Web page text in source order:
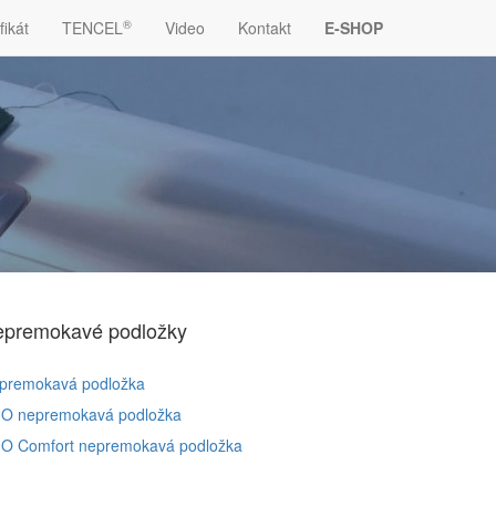
TENCEL® Video Kontakt E-SHOP
podložky
podložka
nepremokavá podložka
Comfort nepremokavá podložka